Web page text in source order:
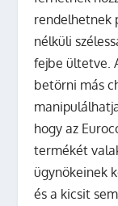
rendelhetnek
nélküli
fejbe ültetve.
betörni más
hogy az
termékét
ügynökeinek
és a kicsit